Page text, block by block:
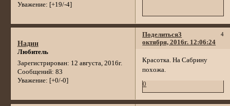
Уважение: [+19/-4]
Поделиться 4
3
октября, 2016г. 12:06:24
Надин
Любитель
Зарегистрирован: 12 августа, 2016г.
Сообщений: 83
Уважение: [+0/-0]
Красотка. На Сабрину
похожа.
0